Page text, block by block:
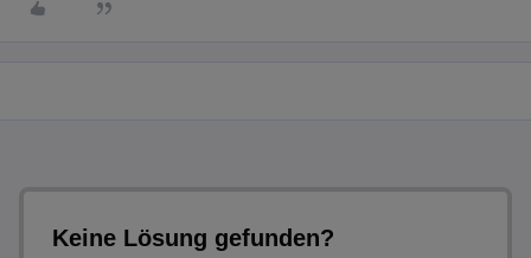
Keine Lösung gefunden?